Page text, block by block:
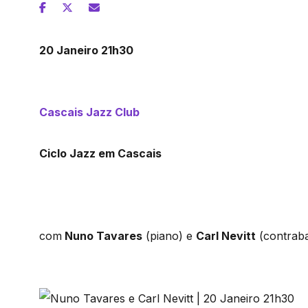
20 Janeiro 21h30
Cascais Jazz Club
Ciclo Jazz em Cascais
com Nuno Tavares (piano) e Carl Nevitt